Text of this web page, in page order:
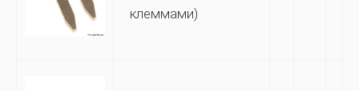
клеммами)